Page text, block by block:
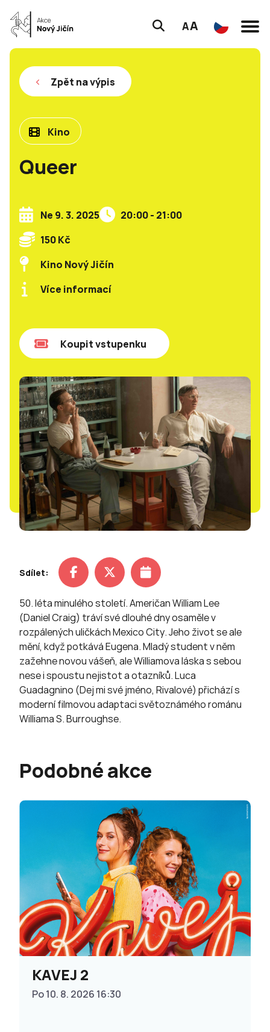
AA
Zpět na výpis
Kino
Queer
Ne 9. 3. 2025
20:00 - 21:00
150 Kč
Kino Nový Jičín
Více informací
Koupit vstupenku
Sdílet:
50. léta minulého století. Američan William Lee
(Daniel Craig) tráví své dlouhé dny osaměle v
rozpálených uličkách Mexico City. Jeho život se ale
mění, když potkává Eugena. Mladý student v něm
zažehne novou vášeň, ale Williamova láska s sebou
nese i spoustu nejistot a otazníků. Luca
Guadagnino (Dej mi své jméno, Rivalové) přichází s
moderní filmovou adaptaci světoznámého románu
Williama S. Burroughse.
Podobné akce
KAVEJ 2
Po 10. 8. 2026 16:30